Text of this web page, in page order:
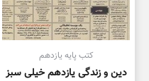
کتب پایه یازدهم
دین و زندگی یازدهم خیلی سبز